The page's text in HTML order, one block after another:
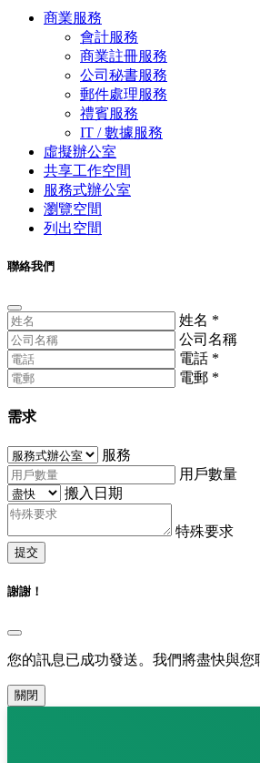
商業服務
會計服務
商業註冊服務
公司秘書服務
郵件處理服務
禮賓服務
IT / 數據服務
虛擬辦公室
共享工作空間
服務式辦公室
瀏覽空間
列出空間
聯絡我們
姓名 *
公司名稱
電話 *
電郵 *
需求
服務
用戶數量
搬入日期
特殊要求
提交
謝謝！
您的訊息已成功發送。我們將盡快與您
關閉